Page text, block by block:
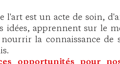
l'art est un acte de soin,
idées, apprennent sur le
la connaissance de
opportunités pour